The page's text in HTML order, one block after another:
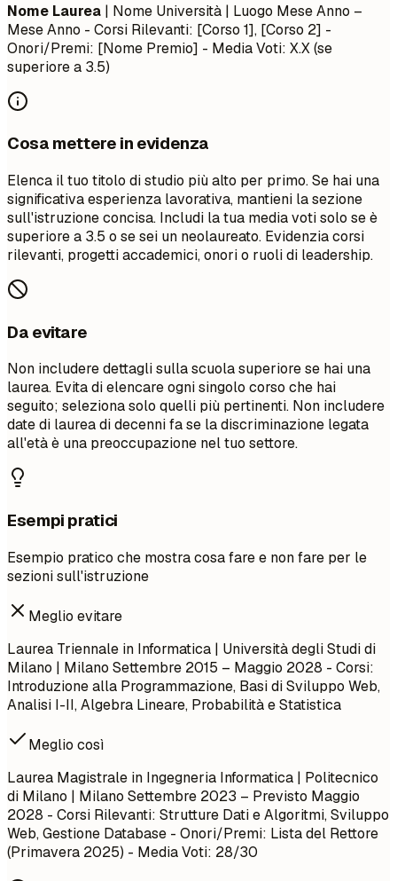
Nome Laurea | Nome Università | Luogo Mese Anno –
Mese Anno - Corsi Rilevanti: [Corso 1], [Corso 2] -
Onori/Premi: [Nome Premio] - Media Voti: X.X (se
superiore a 3.5)
Cosa mettere in evidenza
Elenca il tuo titolo di studio più alto per primo. Se hai una
significativa esperienza lavorativa, mantieni la sezione
sull'istruzione concisa. Includi la tua media voti solo se è
superiore a 3.5 o se sei un neolaureato. Evidenzia corsi
rilevanti, progetti accademici, onori o ruoli di leadership.
Da evitare
Non includere dettagli sulla scuola superiore se hai una
laurea. Evita di elencare ogni singolo corso che hai
seguito; seleziona solo quelli più pertinenti. Non includere
date di laurea di decenni fa se la discriminazione legata
all'età è una preoccupazione nel tuo settore.
Esempi pratici
Esempio pratico che mostra cosa fare e non fare per le
sezioni sull'istruzione
Meglio evitare
Laurea Triennale in Informatica | Università degli Studi di
Milano | Milano Settembre 2015 – Maggio 2028 - Corsi:
Introduzione alla Programmazione, Basi di Sviluppo Web,
Analisi I-II, Algebra Lineare, Probabilità e Statistica
Meglio così
Laurea Magistrale in Ingegneria Informatica | Politecnico
di Milano | Milano Settembre 2023 – Previsto Maggio
2028 - Corsi Rilevanti: Strutture Dati e Algoritmi, Sviluppo
Web, Gestione Database - Onori/Premi: Lista del Rettore
(Primavera 2025) - Media Voti: 28/30